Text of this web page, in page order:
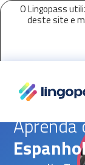
O Lingopass
deste site e
Parceria